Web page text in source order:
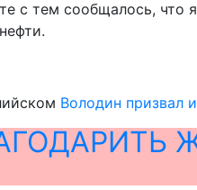
с тем сообщалось, что
Володин призвал